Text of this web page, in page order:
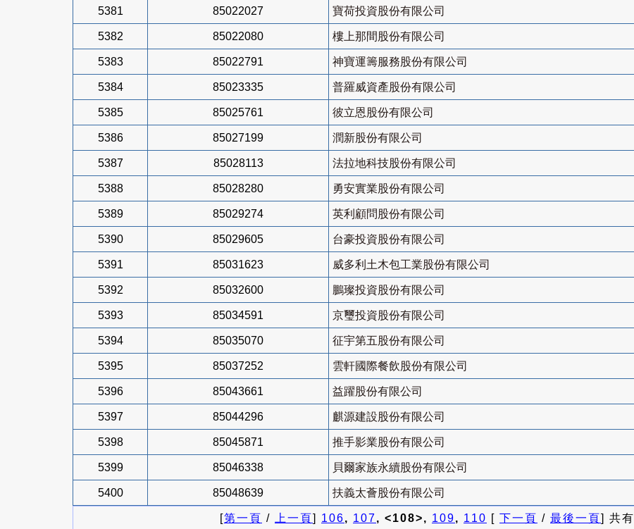
5381 85022027 寶荷投資股份有限公司
5382 85022080 樓上那間股份有限公司
5383 85022791 神寶運籌服務股份有限公司
5384 85023335 普羅威資產股份有限公司
5385 85025761 彼立恩股份有限公司
5386 85027199 潤新股份有限公司
5387 85028113 法拉地科技股份有限公司
5388 85028280 勇安實業股份有限公司
5389 85029274 英利顧問股份有限公司
5390 85029605 台豪投資股份有限公司
5391 85031623 威多利土木包工業股份有限公司
5392 85032600 鵬璨投資股份有限公司
5393 85034591 京璽投資股份有限公司
5394 85035070 征宇第五股份有限公司
5395 85037252 雲軒國際餐飲股份有限公司
5396 85043661 益躍股份有限公司
5397 85044296 麒源建設股份有限公司
5398 85045871 推手影業股份有限公司
5399 85046338 貝爾家族永續股份有限公司
5400 85048639 扶義太薈股份有限公司
[第一頁 / 上一頁] 106, 107, <108>, 109, 110 [ 下一頁 / 最後一頁] 共有